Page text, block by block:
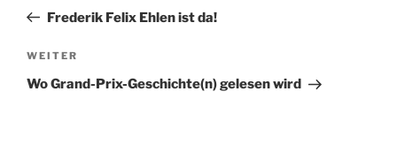
Beitrag
Frederik Felix Ehlen ist da!
Nächster
Beitrag
WEITER
Wo Grand-Prix-Geschichte(n) gelesen wird